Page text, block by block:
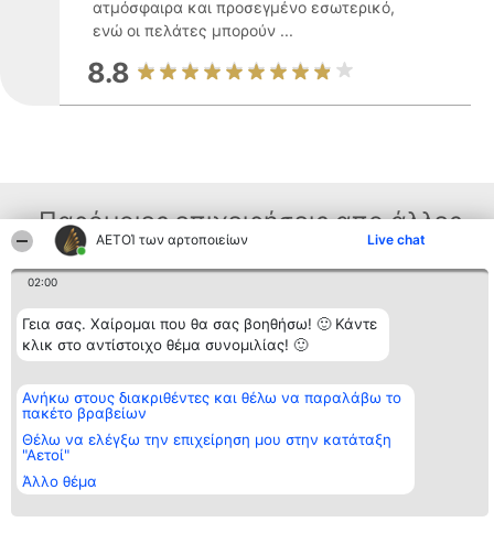
ΑΕΤΟΊ των αρτοποιείων Live chat
02:00
Γεια σας. Χαίρομαι που θα σας βοηθήσω! 🙂 Κάντε
κλικ στο αντίστοιχο θέμα συνομιλίας! 🙂
Ανήκω στους διακριθέντες και θέλω να παραλάβω το
πακέτο βραβείων
Θέλω να ελέγξω την επιχείρηση μου στην κατάταξη
"Αετοί"
Άλλο θέμα
ατμόσφαιρα και προσεγμένο εσωτερικό,
ενώ οι πελάτες μπορούν ...
8.8
Παρόμοιες επιχειρήσεις απο άλλες
περιοχές
Διοργανωτής της
κατάταξης
BEAUTIFUL COMPANY
ΤΗΛ. ΕΠΙΚΟΙΝΩΝΙΑΣ:
2104128019
aetoi@beautifulcompany.co
Κατάταξη
Διακριθέντες
Λίστα όλων
διακριθέντων
Όροι &
προϋποθέσεις
Επικοινωνία